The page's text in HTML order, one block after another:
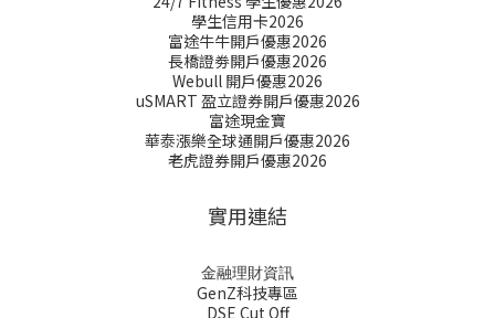
學生信用卡2026
富途牛牛開戶優惠2026
長橋證劵開戶優惠2026
Webull 開戶優惠2026
uSMART 盈立證券開戶優惠2026
富途現金寶
華泰漲樂全球通開戶優惠2026
老虎證券開戶優惠2026
實用連結
金融理財資訊
GenZ科技專區
DSE Cut Off